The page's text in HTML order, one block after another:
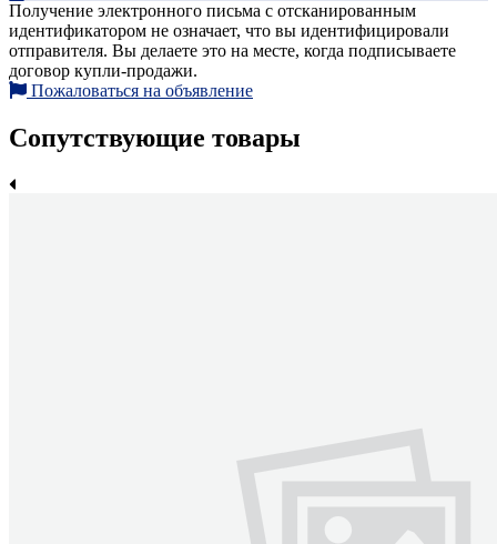
Получение электронного письма с отсканированным
идентификатором не означает, что вы идентифицировали
отправителя. Вы делаете это на месте, когда подписываете
договор купли-продажи.
Пожаловаться на объявление
Сопутствующие товары